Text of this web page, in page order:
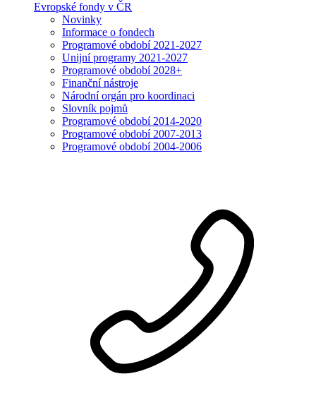
Evropské fondy v ČR
Novinky
Informace o fondech
Programové období 2021-2027
Unijní programy 2021-2027
Programové období 2028+
Finanční nástroje
Národní orgán pro koordinaci
Slovník pojmů
Programové období 2014-2020
Programové období 2007-2013
Programové období 2004-2006